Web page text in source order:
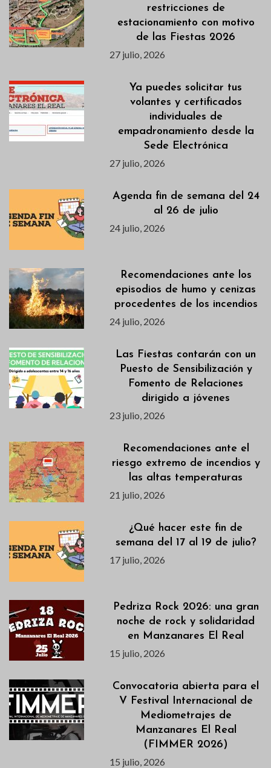
restricciones de
estacionamiento con motivo
de las Fiestas 2026
27 julio, 2026
Ya puedes solicitar tus
volantes y certificados
individuales de
empadronamiento desde la
Sede Electrónica
27 julio, 2026
Agenda fin de semana del 24
al 26 de julio
24 julio, 2026
Recomendaciones ante los
episodios de humo y cenizas
procedentes de los incendios
24 julio, 2026
Las Fiestas contarán con un
Puesto de Sensibilización y
Fomento de Relaciones
dirigido a jóvenes
23 julio, 2026
Recomendaciones ante el
riesgo extremo de incendios y
las altas temperaturas
21 julio, 2026
¿Qué hacer este fin de
semana del 17 al 19 de julio?
17 julio, 2026
Pedriza Rock 2026: una gran
noche de rock y solidaridad
en Manzanares El Real
15 julio, 2026
Convocatoria abierta para el
V Festival Internacional de
Mediometrajes de
Manzanares El Real
(FIMMER 2026)
15 julio, 2026